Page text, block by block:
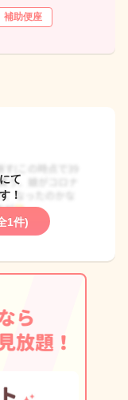
補助便座
にて
！
1件)